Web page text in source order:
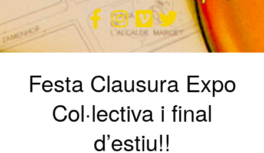
IMPAKTES
VISUALS
NavigationFesta Clausura Expo
Col·lectiva i final
d’estiu!!